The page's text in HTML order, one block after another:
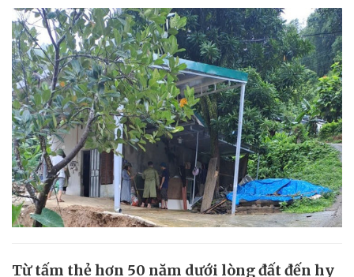
Từ tấm thẻ hơn 50 năm dưới lòng đất đến hy